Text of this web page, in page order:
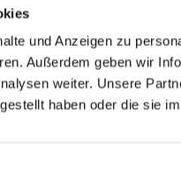
und Anzeigen zu
Außerdem geben wir
weiter. Unsere
haben oder die sie